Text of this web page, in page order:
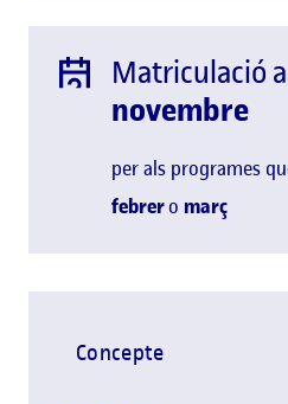
Matriculació
novembre
per als programes
febrero març
Concepte